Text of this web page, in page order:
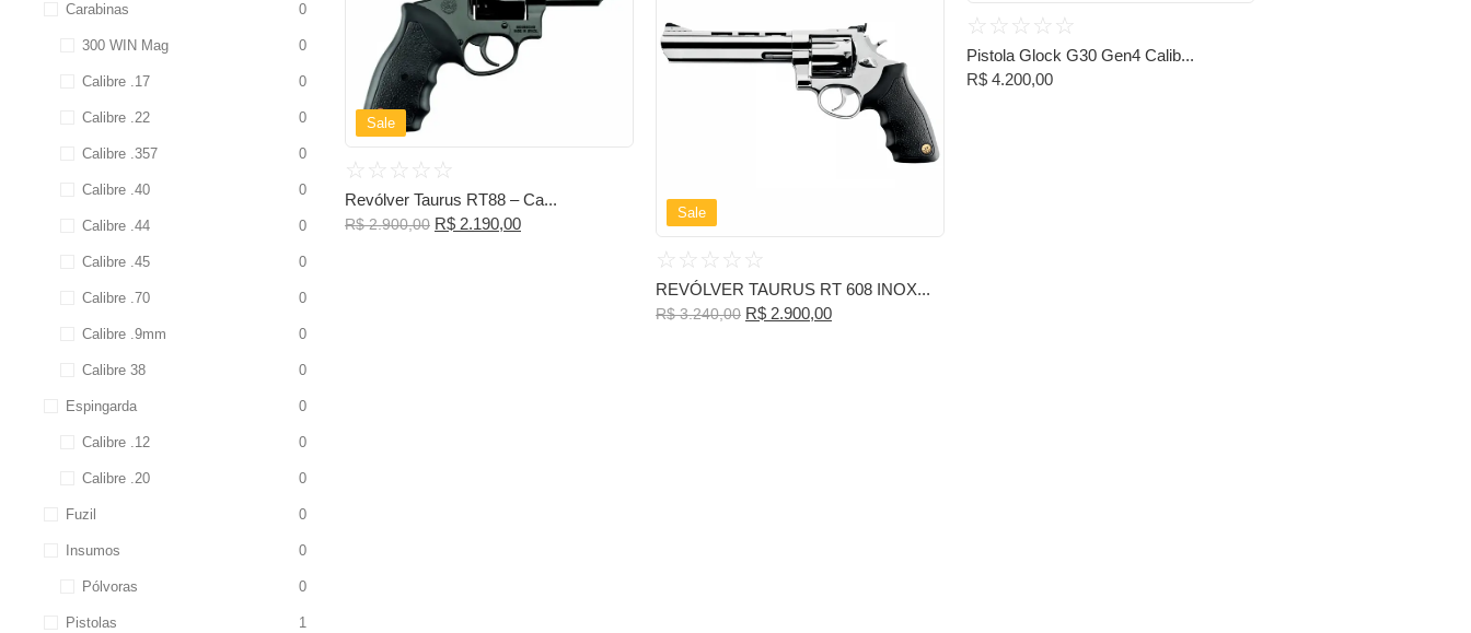
Carabinas 0
300 WIN Mag 0
Calibre .17 0
Calibre .22 0
Calibre .357 0
Calibre .40 0
Calibre .44 0
Calibre .45 0
Calibre .70 0
Calibre .9mm 0
Calibre 38 0
Espingarda 0
Calibre .12 0
Calibre .20 0
Fuzil 0
Insumos 0
Pólvoras 0
Pistolas 1
Sale
☆ ☆ ☆ ☆ ☆
Revólver Taurus RT88 – Ca...
R$2.900,00 R$ 2.190,00
Sale
☆ ☆ ☆ ☆ ☆
REVÓLVER TAURUS RT 608 INOX...
R$3.240,00 R$2.900,00
☆ ☆ ☆ ☆ ☆
Pistola Glock G30 Gen4 Calib...
R$4.200,00